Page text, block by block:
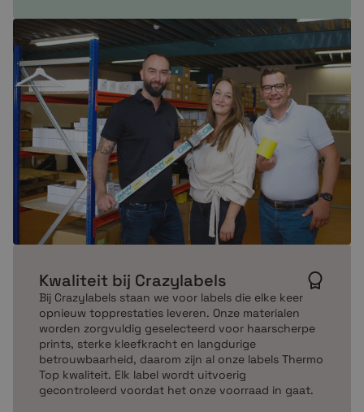
Kwaliteit bij Crazylabels
Bij Crazylabels staan we voor labels die elke keer
opnieuw topprestaties leveren. Onze materialen
worden zorgvuldig geselecteerd voor haarscherpe
prints, sterke kleefkracht en langdurige
betrouwbaarheid, daarom zijn al onze labels Thermo
Top kwaliteit. Elk label wordt uitvoerig
gecontroleerd voordat het onze voorraad in gaat.